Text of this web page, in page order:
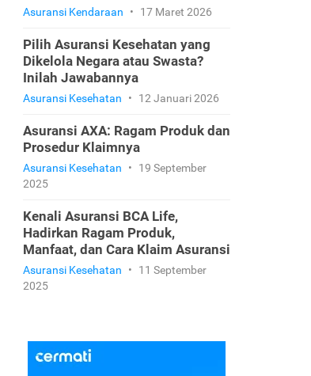
Asuransi Kendaraan • 17 Maret 2026
Pilih Asuransi Kesehatan yang
Dikelola Negara atau Swasta?
Inilah Jawabannya
Asuransi Kesehatan • 12 Januari 2026
Asuransi AXA: Ragam Produk dan
Prosedur Klaimnya
Asuransi Kesehatan •
19 September
2025
Kenali Asuransi BCA Life,
Hadirkan Ragam Produk,
Manfaat, dan Cara Klaim Asuransi
Asuransi Kesehatan •
11 September
2025